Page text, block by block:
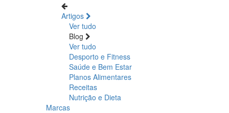
Artigos
Ver tudo
Blog
Ver tudo
Desporto e Fitness
Saúde e Bem Estar
Planos Alimentares
Receitas
Nutrição e Dieta
Marcas